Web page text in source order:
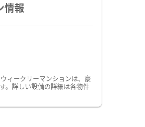
情報
ィークリーマンションは、豪
。詳しい設備の詳細は各物件